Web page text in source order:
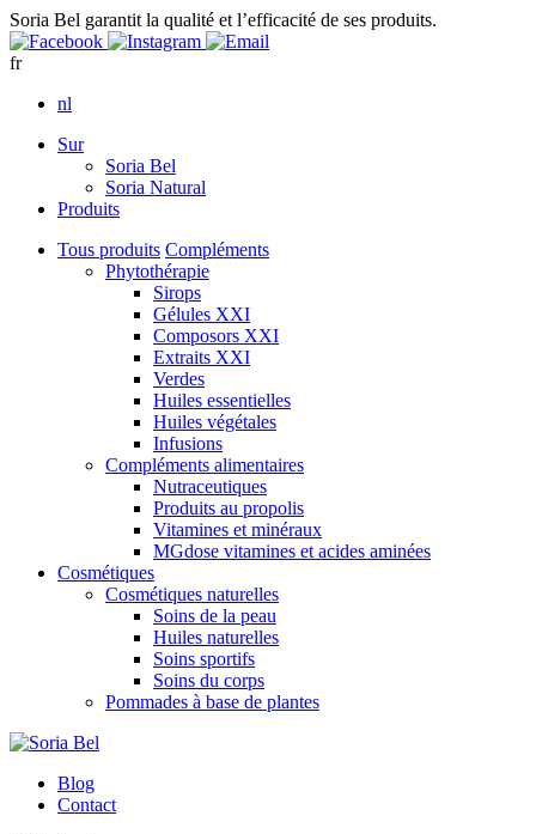
Soria Bel garantit la qualité et l’efficacité de ses produits.
fr
nl
Sur
Soria Bel
Soria Natural
Produits
Tous produits Compléments
Phytothérapie
Sirops
Gélules XXI
Composors XXI
Extraits XXI
Verdes
Huiles essentielles
Huiles végétales
Infusions
Compléments alimentaires
Nutraceutiques
Produits au propolis
Vitamines et minéraux
MGdose vitamines et acides aminées
Cosmétiques
Cosmétiques naturelles
Soins de la peau
Huiles naturelles
Soins sportifs
Soins du corps
Pommades à base de plantes
Blog
Contact